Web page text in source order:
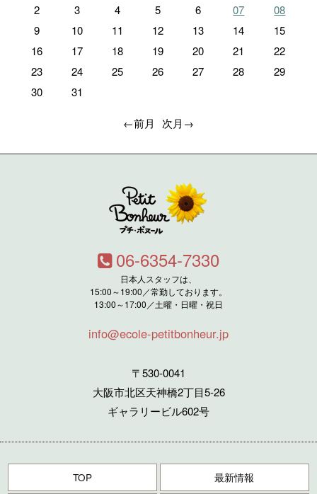
2
3 4 5 6 07
08
9
10 11 12 13 14
15
16
17 18 19 20 21
22
23
24 25 26 27 28
29
30
31
←前月 次月→
06-6354-7330
日本人スタッフは、
15:00～19:00／常勤しております。
13:00～17:00／土曜・日曜・祝日
info@ecole-petitbonheur.jp
〒530-0041
大阪市北区天神橋2丁目5-26
ギャラリービル602号
TOP 最新情報